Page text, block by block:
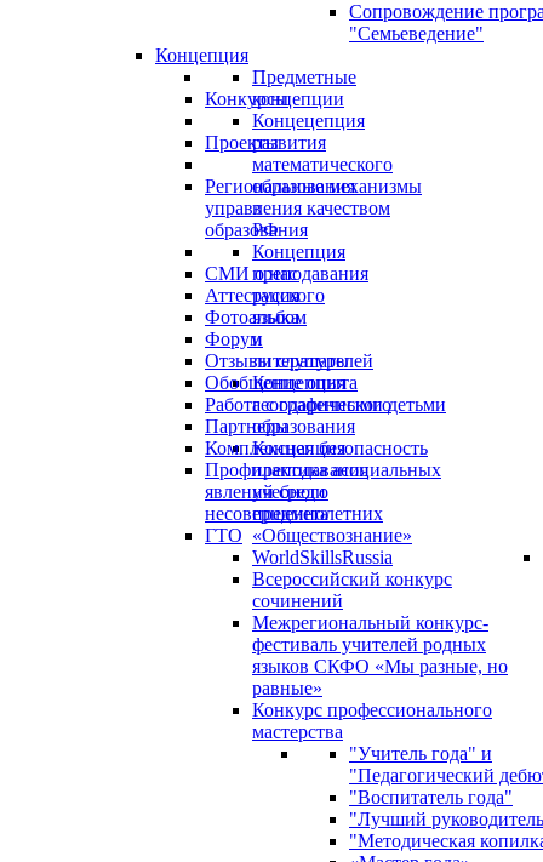
Сопровождение
"Семьеведение"
Концепция
Предметные
концепции
Концецепция
развития
математического
образования
в
РФ
Концепция
преподавания
русского
языка
и
литературы
Концепция
географического
образования
Концепция
преподавания
учебного
предмета
«Обществознание»
Конкурсы
WorldSkillsRussia
Всероссийский конкурс
сочинений
Межрегиональный конкурс-
фестиваль учителей родных
языков СКФО «Мы разные, но
равные»
Конкурс профессионального
мастерства
"Учитель года" и
"Педагогический
"Воспитатель года"
"Лучший
"Методическая
Проекты
Региональные механизмы
управления качеством
образования
СМИ о нас
Аттестация
Фотоальбом
Форум
Отзывы слушателей
Обобщение опыта
Работа с одаренными детьми
Партнеры
Комплексная безопасность
Профилактика асоциальных
явлений среди
несовершеннолетних
ГТО